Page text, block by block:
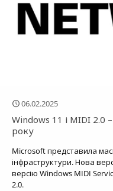
06.02.2025
Windows 11 і MIDI 2.0
року
Microsoft представила
інфраструктури. Нова
версію Windows MIDI
2.0.